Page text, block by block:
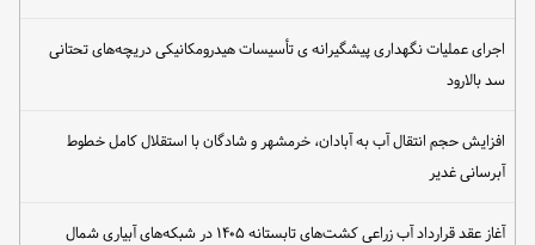
اجرای عملیات نگهداری پیشگیرانه ی تأسیسات هیدرومکانیکی دریچه‌های تحتانی
سد بالارود
افزایش حجم انتقال آب به آبادان، خرمشهر و شادگان با استقلال کامل خطوط
آبرسانی غدیر
آغاز عقد قرارداد آب زراعی کشت‌های تابستانه ۱۴۰۵ در شبکه‌های آبیاری شمال